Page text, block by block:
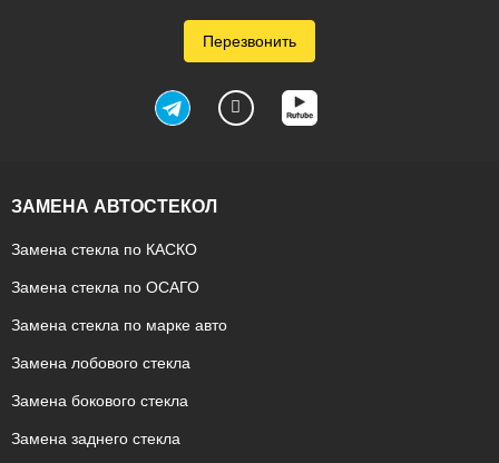
Перезвонить
ЗАМЕНА АВТОСТЕКОЛ
Замена стекла по КАСКО
Замена стекла по ОСАГО
Замена стекла по марке авто
Замена лобового стекла
Замена бокового стекла
Замена заднего стекла